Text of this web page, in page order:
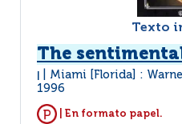
Texto
The
Miami [Florida] :
1996
| En formato papel.